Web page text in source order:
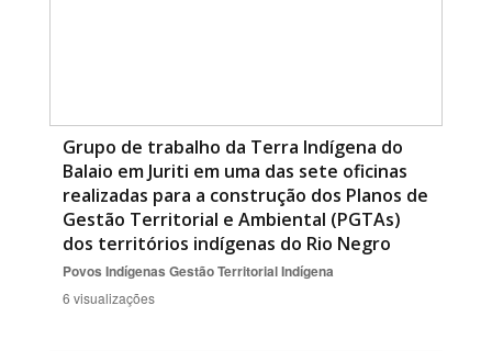
Grupo de trabalho da Terra Indígena do
Balaio em Juriti em uma das sete oficinas
realizadas para a construção dos Planos de
Gestão Territorial e Ambiental (PGTAs)
dos territórios indígenas do Rio Negro
Povos Indígenas Gestão Territorial Indígena
6 visualizações